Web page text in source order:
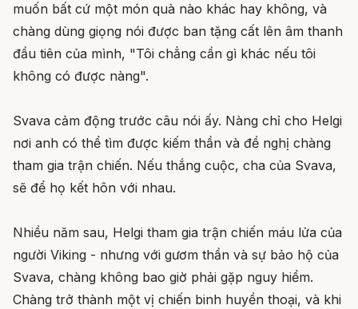
muốn bất cứ một món quà nào khác hay không, và
chàng dùng giọng nói được ban tặng cất lên âm thanh
đầu tiên của mình, "Tôi chẳng cần gì khác nếu tôi
không có được nàng".
Svava cảm động trước câu nói ấy. Nàng chỉ cho Helgi
nơi anh có thể tìm được kiếm thần và đề nghị chàng
tham gia trận chiến. Nếu thắng cuộc, cha của Svava,
sẽ để họ kết hôn với nhau.
Nhiều năm sau, Helgi tham gia trận chiến máu lửa của
người Viking - nhưng với gươm thần và sự bảo hộ của
Svava, chàng không bao giờ phải gặp nguy hiểm.
Chàng trở thành một vị chiến binh huyền thoại, và khi